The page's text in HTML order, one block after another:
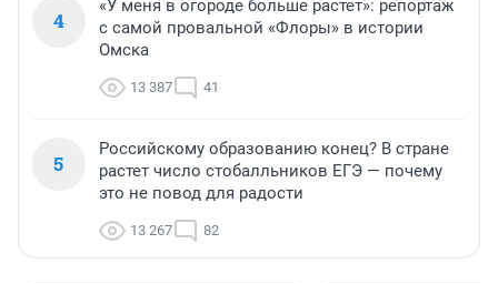
4
«У меня в огороде больше растет»: репортаж
с самой провальной «Флоры» в истории
Омска
13 387 41
5
Российскому образованию конец? В стране
растет число стобалльников ЕГЭ — почему
это не повод для радости
13 267 82